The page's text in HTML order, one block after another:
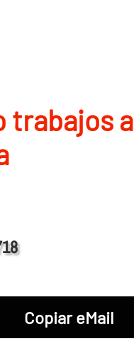
trabajos
Copiar eMail